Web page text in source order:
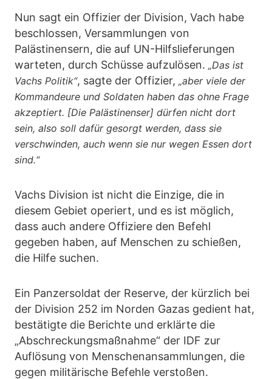
Nun sagt ein Offizier der Division, Vach habe
beschlossen, Versammlungen von
Palästinensern, die auf UN-Hilfslieferungen
warteten, durch Schüsse aufzulösen. „Das ist
Vachs Politik“, sagte der Offizier, „aber viele der
Kommandeure und Soldaten haben das ohne Frage
akzeptiert. [Die Palästinenser] dürfen nicht dort
sein, also soll dafür gesorgt werden, dass sie
verschwinden, auch wenn sie nur wegen Essen dort
sind.“
Vachs Division ist nicht die Einzige, die in
diesem Gebiet operiert, und es ist möglich,
dass auch andere Offiziere den Befehl
gegeben haben, auf Menschen zu schießen,
die Hilfe suchen.
Ein Panzersoldat der Reserve, der kürzlich bei
der Division 252 im Norden Gazas gedient hat,
bestätigte die Berichte und erklärte die
„Abschreckungsmaßnahme“ der IDF zur
Auflösung von Menschenansammlungen, die
gegen militärische Befehle verstoßen.